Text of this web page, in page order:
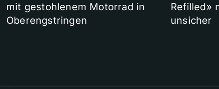
mit gestohlenem Motorrad in
Oberengstringen
Refilled»
unsicher